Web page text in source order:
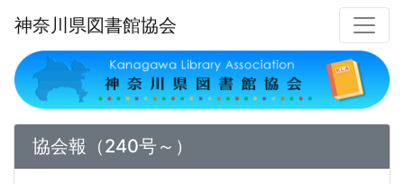
神奈川県図書館協会
協会報（240号～）